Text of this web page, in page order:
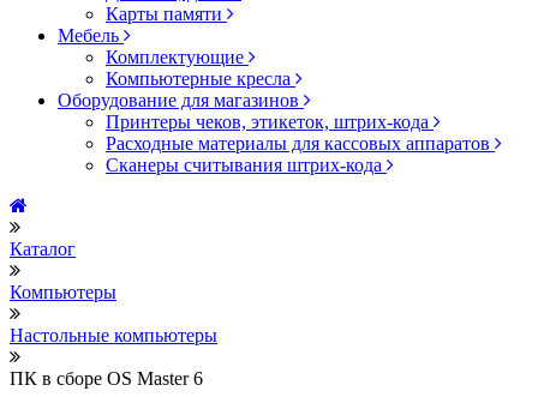
Карты памяти
Мебель
Комплектующие
Компьютерные кресла
Оборудование для магазинов
Принтеры чеков, этикеток, штрих-кода
Расходные материалы для кассовых аппаратов
Сканеры считывания штрих-кода
Каталог
Компьютеры
Настольные компьютеры
ПК в сборе OS Master 6